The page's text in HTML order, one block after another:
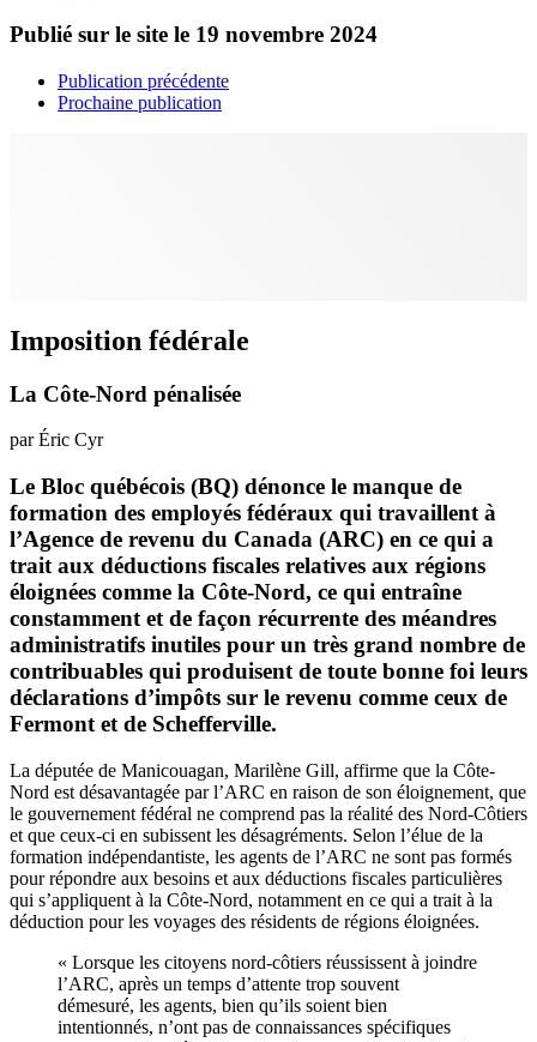
Publié sur le site le 19 novembre 2024
Publication précédente
Prochaine publication
Imposition fédérale
La Côte-Nord pénalisée
par Éric Cyr
Le Bloc québécois (BQ) dénonce le manque de
formation des employés fédéraux qui travaillent à
l’Agence de revenu du Canada (ARC) en ce qui a
trait aux déductions fiscales relatives aux régions
éloignées comme la Côte-Nord, ce qui entraîne
constamment et de façon récurrente des méandres
administratifs inutiles pour un très grand nombre de
contribuables qui produisent de toute bonne foi leurs
déclarations d’impôts sur le revenu comme ceux de
Fermont et de Schefferville.
La députée de Manicouagan, Marilène Gill, affirme que la Côte-
Nord est désavantagée par l’ARC en raison de son éloignement, que
le gouvernement fédéral ne comprend pas la réalité des Nord-Côtiers
et que ceux-ci en subissent les désagréments. Selon l’élue de la
formation indépendantiste, les agents de l’ARC ne sont pas formés
pour répondre aux besoins et aux déductions fiscales particulières
qui s’appliquent à la Côte-Nord, notamment en ce qui a trait à la
déduction pour les voyages des résidents de régions éloignées.
« Lorsque les citoyens nord-côtiers réussissent à joindre
l’ARC, après un temps d’attente trop souvent
démesuré, les agents, bien qu’ils soient bien
intentionnés, n’ont pas de connaissances spécifiques